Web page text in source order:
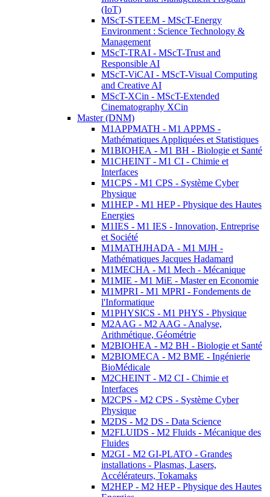
(IoT)
MScT-STEEM - MScT-Energy
Environment : Science Technology &
Management
MScT-TRAI - MScT-Trust and
Responsible AI
MScT-ViCAI - MScT-Visual Computing
and Creative AI
MScT-XCin - MScT-Extended
Cinematography XCin
Master (DNM)
M1APPMATH - M1 APPMS -
Mathématiques Appliquées et Statistiques
M1BIOHEA - M1 BH - Biologie et Santé
M1CHEINT - M1 CI - Chimie et
Interfaces
M1CPS - M1 CPS - Système Cyber
Physique
M1HEP - M1 HEP - Physique des Hautes
Energies
M1IES - M1 IES - Innovation, Entreprise
et Société
M1MATHJHADA - M1 MJH -
Mathématiques Jacques Hadamard
M1MECHA - M1 Mech - Mécanique
M1MIE - M1 MiE - Master en Economie
M1MPRI - M1 MPRI - Fondements de
l'Informatique
M1PHYSICS - M1 PHYS - Physique
M2AAG - M2 AAG - Analyse,
Arithmétique, Géométrie
M2BIOHEA - M2 BH - Biologie et Santé
M2BIOMECA - M2 BME - Ingénierie
BioMédicale
M2CHEINT - M2 CI - Chimie et
Interfaces
M2CPS - M2 CPS - Système Cyber
Physique
M2DS - M2 DS - Data Science
M2FLUIDS - M2 Fluids - Mécanique des
Fluides
M2GI - M2 GI-PLATO - Grandes
installations - Plasmas, Lasers,
Accélérateurs, Tokamaks
M2HEP - M2 HEP - Physique des Hautes